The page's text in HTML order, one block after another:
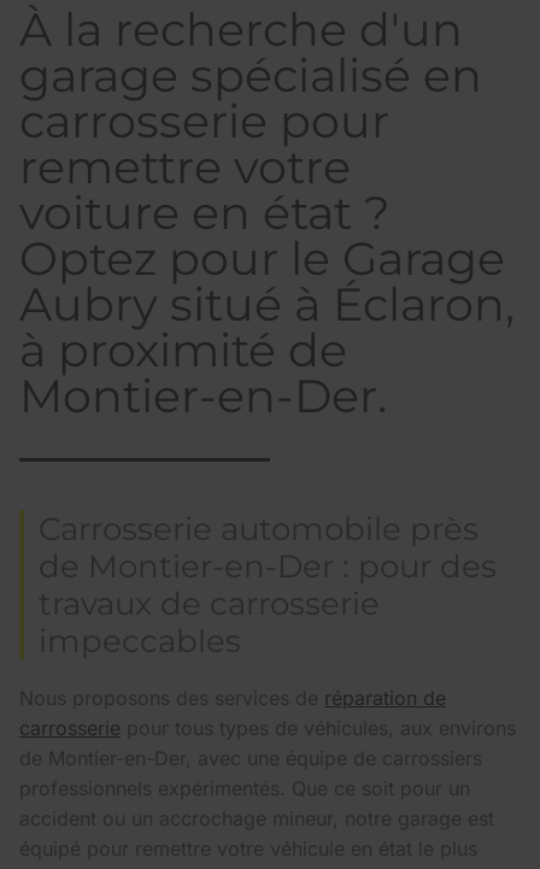
À la recherche d'un
garage spécialisé en
carrosserie pour
remettre votre
voiture en état ?
Optez pour le Garage
Aubry situé à Éclaron,
à proximité de
Montier-en-Der.
Carrosserie automobile près
de Montier-en-Der : pour des
travaux de carrosserie
impeccables
Nous proposons des services de réparation de
carrosserie pour tous types de véhicules, aux environs
de Montier-en-Der, avec une équipe de carrossiers
professionnels expérimentés. Que ce soit pour un
accident ou un accrochage mineur, notre garage est
équipé pour remettre votre véhicule en état le plus